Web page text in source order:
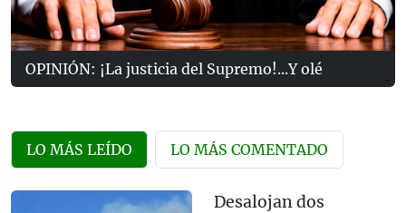
OPINIÓN: ¡La justicia del Supremo!...Y olé
LO MÁS LEÍDO LO MÁS COMENTADO
Desalojan dos